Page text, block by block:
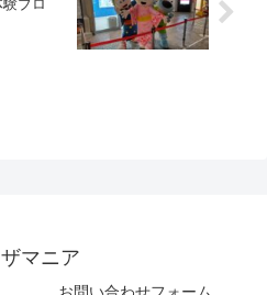
ブロ
マニア